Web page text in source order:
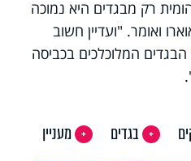
רק מבגדים היא נמוכה
ואומר. "ועדיין חשוב
המלוכלכים בכביסה
בגדים
מעניין